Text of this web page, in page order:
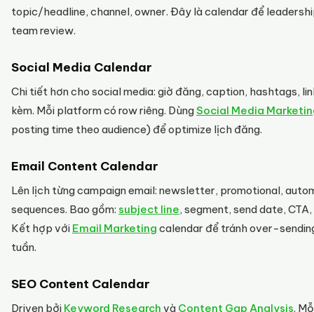
topic/headline, channel, owner. Đây là calendar để
team review.
Social Media Calendar
Chi tiết hơn cho social media: giờ đăng, caption, hashtags,
kèm. Mỗi platform có row riêng. Dùng Social Media
posting time theo audience) để optimize lịch đăng.
Email Content Calendar
Lên lịch từng campaign email: newsletter, promotional,
sequences. Bao gồm: subject line, segment, send date, CTA,
Kết hợp với Email Marketing calendar để tránh over-
tuần.
SEO Content Calendar
Driven bởi Keyword Research và Content Gap Analysis.